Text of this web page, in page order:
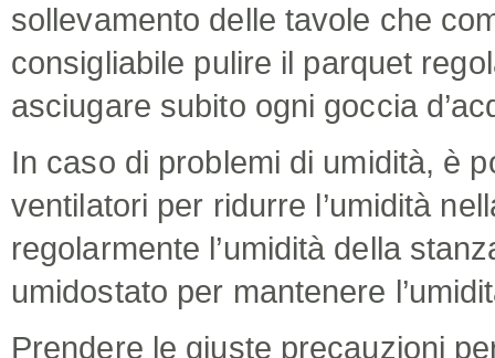
sollevamento delle tavole che
consigliabile pulire il parquet
asciugare subito ogni goccia
In caso di problemi di umidità, è
ventilatori per ridurre l’umidità
regolarmente l’umidità della
umidostato per mantenere
Prendere le giuste precauzioni